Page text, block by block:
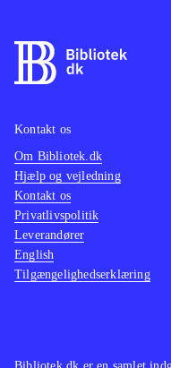
Kontakt os
Om Bibliotek.dk
Hjælp og vejledning
Kontakt os
Privatlivspolitik
Leverandører
English
Tilgængelighedserklæring